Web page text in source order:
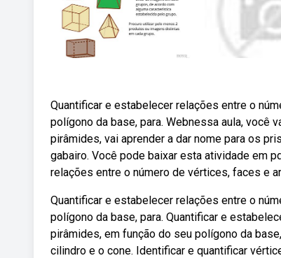
Quantificar e estabelecer relações entre o
polígono da base, para. Webnessa aula,
pirâmides, vai aprender a dar nome para os
gabairo. Você pode baixar esta atividade em
relações entre o número de vértices, faces e
Quantificar e estabelecer relações entre o
polígono da base, para. Quantificar e
pirâmides, em função do seu polígono da
cilindro e o cone. Identificar e quantificar